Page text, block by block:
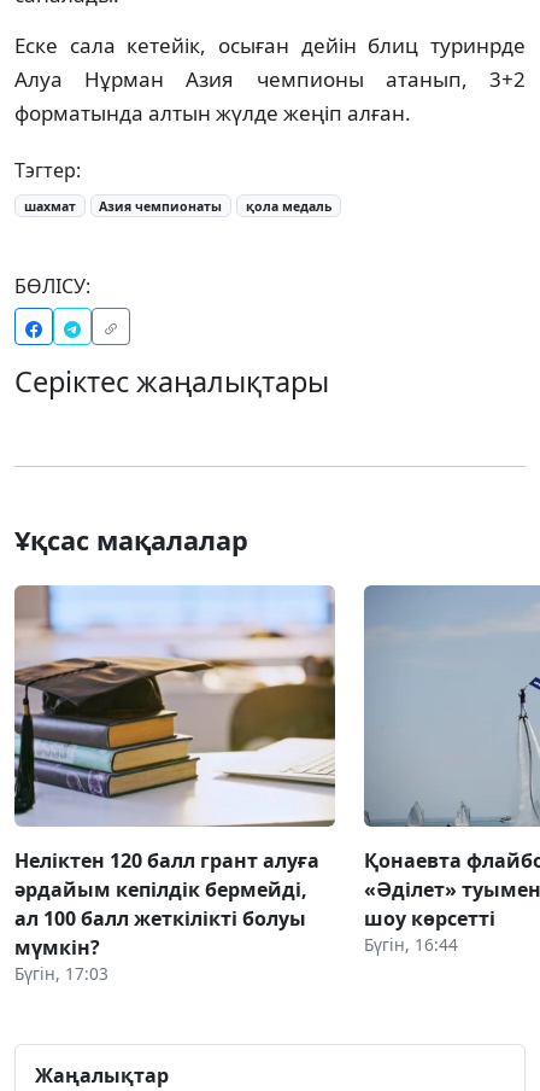
Еске сала кетейік, осыған дейін блиц туринрде
Алуа Нұрман Азия чемпионы атанып, 3+2
форматында алтын жүлде жеңіп алған.
Тэгтер:
шахмат Азия чемпионаты қола медаль
БӨЛІСУ:
Серіктес жаңалықтары
Ұқсас мақалалар
Неліктен 120 балл грант алуға
әрдайым кепілдік бермейді,
ал 100 балл жеткілікті болуы
мүмкін?
Бүгін, 17:03
Қонаевта
«Әділет» туымен
шоу көрсетті
Бүгін, 16:44
Жаңалықтар